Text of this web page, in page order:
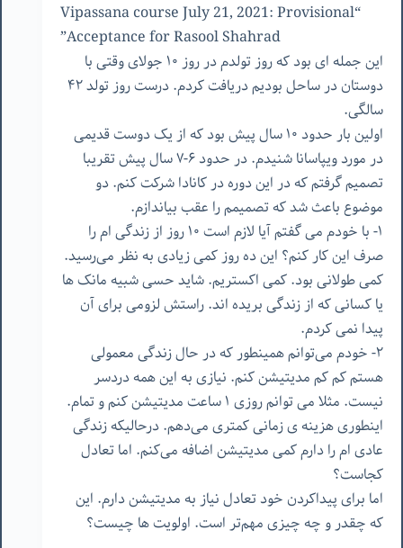
“Vipassana course July 21, 2021: Provisional
Acceptance for Rasool Shahrad”
این جمله ای بود که روز تولدم در روز ۱۰ جولای وقتی با
دوستان در ساحل بودیم دریافت کردم. درست روز تولد ۴۲
سالگی.
اولین بار حدود ۱۰ سال پیش بود که از یک دوست قدیمی
در مورد ویپاسانا شنیدم. در حدود ۶-۷ سال پیش تقریبا
تصمیم گرفتم که در این دوره در کانادا شرکت کنم. دو
موضوع باعث شد که تصمیمم را عقب بیاندازم.
۱- با خودم می گفتم آیا لازم است ۱۰ روز از زندگی ام را
صرف این کار کنم؟ این ده روز کمی زیادی به نظر می‌رسید.
کمی طولانی بود. کمی اکستریم. شاید حسی شبیه مانک ها
یا کسانی که از زندگی بریده اند. راستش لزومی برای آن
پیدا نمی کردم.
۲- خودم می‌توانم همینطور که در حال زندگی معمولی
هستم کم کم مدیتیشن کنم. نیازی به این همه دردسر
نیست. مثلا می توانم روزی ۱ ساعت مدیتیشن کنم و تمام.
اینطوری هزینه ی زمانی کمتری می‌دهم. درحالیکه زندگی
عادی ام را دارم کمی مدیتیشن اضافه می‌کنم. اما تعادل
کجاست؟
اما برای پیداکردن خود تعادل نیاز به مدیتیشن دارم. این
که چقدر و چه چیزی مهم‌تر است. اولویت ها چیست؟